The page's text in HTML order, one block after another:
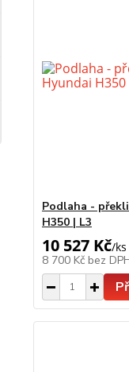
Podlaha -
H350 | L3
10 527 Kč/ks
8 700 Kč bez